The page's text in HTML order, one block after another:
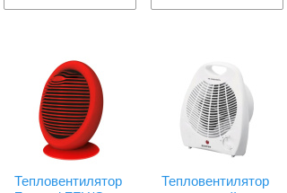
Тепловентилятор
Тепловентилятор